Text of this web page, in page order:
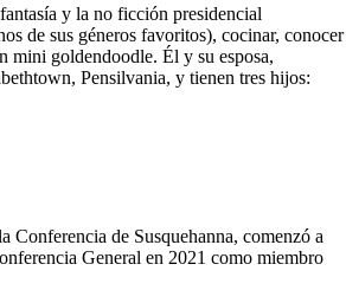
y la no ficción presidencial
de sus géneros favoritos), cocinar, conocer
mini goldendoodle. Él y su esposa,
Pensilvania, y tienen tres hijos:
Conferencia de Susquehanna, comenzó a
General en 2021 como miembro